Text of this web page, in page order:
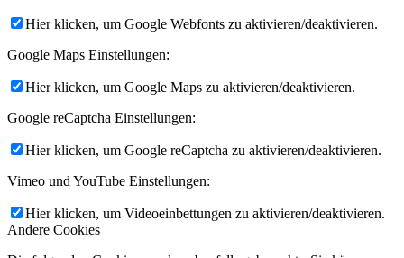
Hier klicken, um Google Webfonts zu aktivieren/deaktivieren.
Google Maps Einstellungen:
Hier klicken, um Google Maps zu aktivieren/deaktivieren.
Google reCaptcha Einstellungen:
Hier klicken, um Google reCaptcha zu aktivieren/deaktivieren.
Vimeo und YouTube Einstellungen:
Hier klicken, um Videoeinbettungen zu aktivieren/deaktivieren.
Andere Cookies